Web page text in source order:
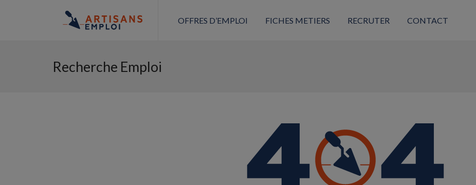
OFFRES D’EMPLOI FICHES METIERS RECRUTER CONTACT
Recherche Emploi